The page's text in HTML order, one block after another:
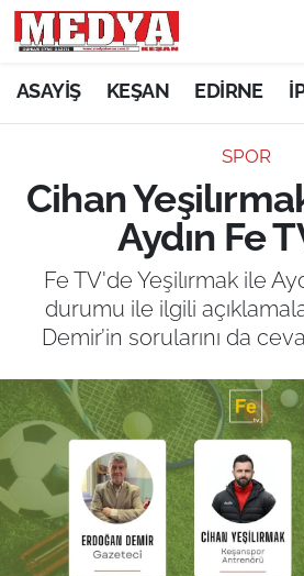
ASAYİŞ KEŞAN EDİRNE
SPOR
Cihan
Aydın Fe
Fe TV'de Yeşilırmak ile
durumu ile ilgili
Demir’in sorularını da
KEŞAN
ASAYİŞ
SİYASET
GÜNDEM
SAĞLIK
EĞİTİM
TARIM VE HAYVANCILIK